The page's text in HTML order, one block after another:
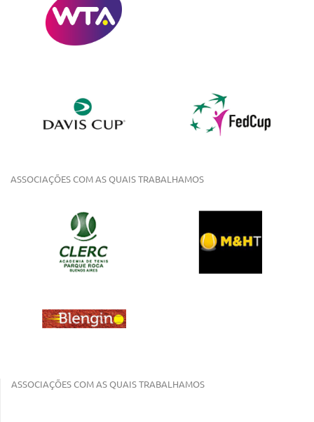
ASSOCIAÇÕES COM AS QUAIS TRABALHAMOS
ASSOCIAÇÕES COM AS QUAIS TRABALHAMOS